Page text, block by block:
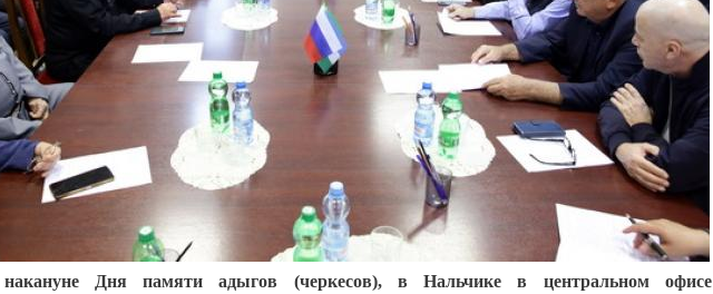
Дня памяти адыгов (черкесов), в Нальчике в центральном офисе